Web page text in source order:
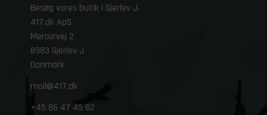
Besøg vores butik i Gjerlev J.
417.dk ApS
Mercurvej 2
8983 Gjerlev J
Danmark
mail@417.dk
+45 86 47 45 82